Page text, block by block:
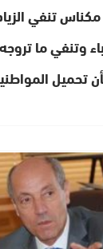
تنفي
وتنفي ما
تحميل